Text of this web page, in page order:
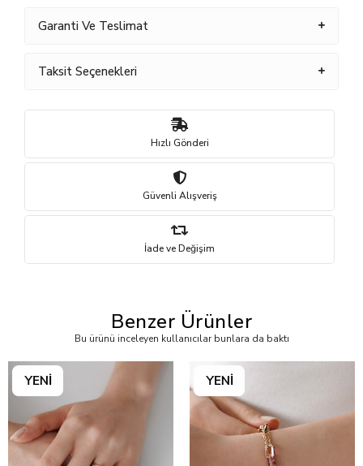
Garanti Ve Teslimat
Taksit Seçenekleri
Hızlı Gönderi
Güvenli Alışveriş
İade ve Değişim
Benzer Ürünler
Bu ürünü inceleyen kullanıcılar bunlara da baktı